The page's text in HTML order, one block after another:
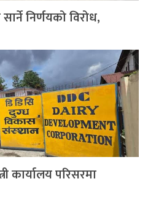
निर्णयको विरोध,
कार्यालय परिसरमा